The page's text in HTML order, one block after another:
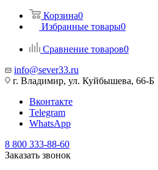
Корзина0
Избранные товары0
Сравнение товаров0
info@sever33.ru
г. Владимир, ул. Куйбышева, 66-Б
Вконтакте
Telegram
WhatsApp
8 800 333-88-60
Заказать звонок